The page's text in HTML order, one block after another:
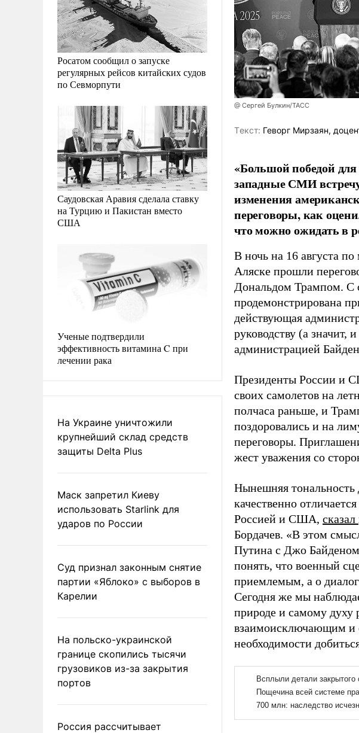
Росатом сообщил о запуске
регулярных рейсов китайских судов
по Севморпути
Саудовская Аравия сделала ставку
на Турцию и Пакистан вместо
США
Ученые подтвердили
эффективность витамина C при
лечении рака
На Украине уничтожили
крупнейший склад средств
защиты Delta Plus
Маск запретил Киеву
использовать Starlink для
ударов по России
Суд признал законным снятие
партии «Яблоко» с выборов в
Карелии
На польско-украинской
границе скопились тысячи
грузовиков из-за закрытия
портов
Россия рассчитывает
@ Сергей Булкин/ТАСС
Tекст: Геворг Мирзаян,
«Большой победой
западные СМИ
изменения
переговоры, как
что можно ожидать в
В ночь на 16 августа
Аляске прошли
Дональдом Трампом. С
продемонстрирована
действующая
руководству (а значит,
администрацией
Президенты России и
своих самолетов на
полчаса раньше, и
поздоровались и на
переговоры.
жест уважения со
Нынешняя
качественно
Россией и США, сказал
Бордачев. «В этом
Путина с Джо
понять, что военный
приемлемым, а о
Сегодня же мы
природе и самому духу
взаимоисключающим и
необходимости